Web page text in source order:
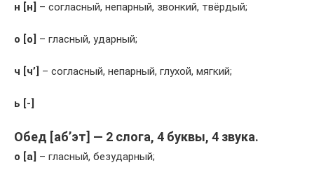
н [н] – согласный, непарный, звонкий, твёрдый;
о [о] – гласный, ударный;
ч [ч’] – согласный, непарный, глухой, мягкий;
ь [-]
Обед [аб’эт] — 2 слога, 4 буквы, 4 звука.
о [а] – гласный, безударный;